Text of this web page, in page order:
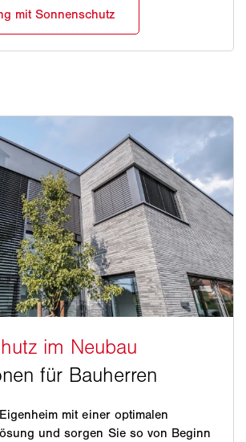
mit einer optimalen
und sorgen Sie so von Beginn